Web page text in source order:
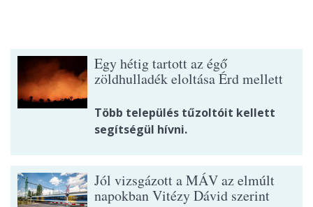
Egy hétig tartott az égő
zöldhulladék eloltása Érd mellett
Több település tűzoltóit kellett
segítségül hívni.
Jól vizsgázott a MÁV az elmúlt
napokban Vitézy Dávid szerint